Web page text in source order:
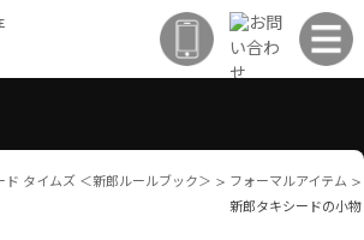
ド タイムズ ＜新郎ルールブック＞ > フォーマルアイテム >
新郎タキシードの小物